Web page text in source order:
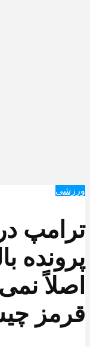
ورزشی
ترامپ
پرونده
اصلاً
قرمز